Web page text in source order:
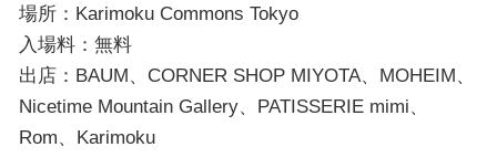
場所：Karimoku Commons Tokyo
入場料：無料
出店：BAUM、CORNER SHOP MIYOTA、MOHEIM、
Nicetime Mountain Gallery、PATISSERIE mimi、
Rom、Karimoku